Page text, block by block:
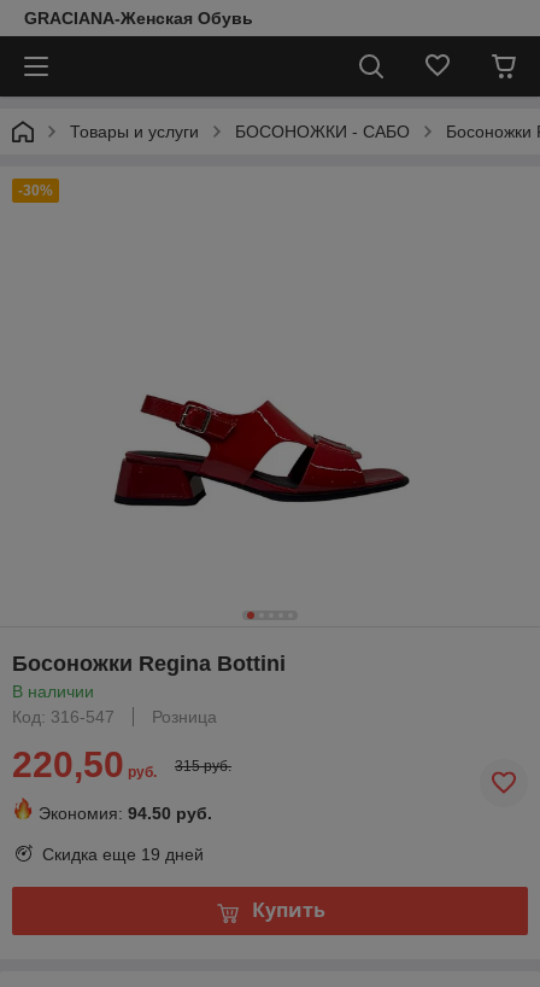
GRACIANA-Женская Обувь
Товары и услуги БОСОНОЖКИ - САБО Босоножки
-30%
Босоножки Regina Bottini
В наличии
Код: 316-547
Розница
220,50 руб. 315 руб.
Экономия: 94.50 руб.
Скидка еще 19 дней
Купить